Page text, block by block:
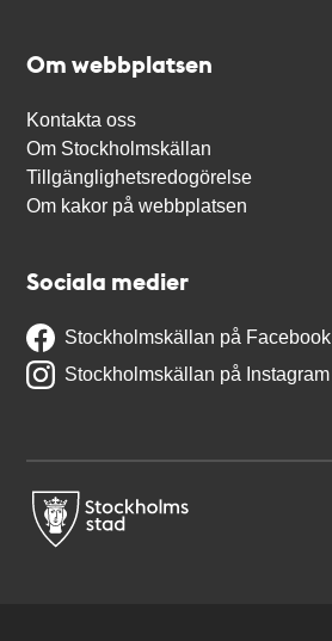
Om webbplatsen
Kontakta oss
Om Stockholmskällan
Tillgänglighetsredogörelse
Om kakor på webbplatsen
Sociala medier
Stockholmskällan på Facebook
Stockholmskällan på Instagram